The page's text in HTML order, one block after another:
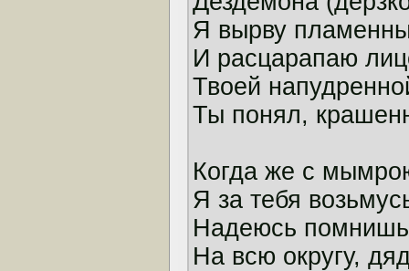
Я вырву
И расцарапаю
Твоей
Ты понял,
Когда же с
Я за тебя
Надеюсь
На всю округу,